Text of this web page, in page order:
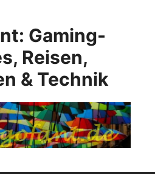
Gaming-
Reisen,
& Technik